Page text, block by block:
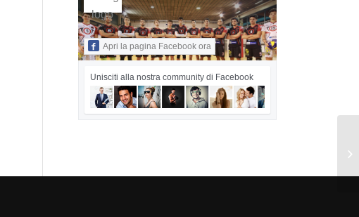
Apri la pagina Facebook ora
Unisciti alla nostra community di Facebook